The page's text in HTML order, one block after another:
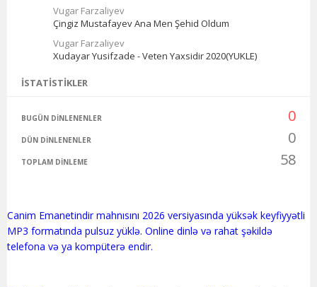
Vugar Farzaliyev
Çingiz Mustafayev Ana Men Şehid Oldum
Vugar Farzaliyev
Xudayar Yusifzade - Veten Yaxsidir 2020(YUKLE)
İSTATISTIKLER
BUGÜN DINLENENLER 0
DÜN DINLENENLER 0
TOPLAM DINLEME 58
Canim Emanetindir mahnısını 2026 versiyasında yüksək keyfiyyətli
MP3 formatında pulsuz yüklə. Online dinlə və rahat şəkildə
telefona və ya kompüterə endir.